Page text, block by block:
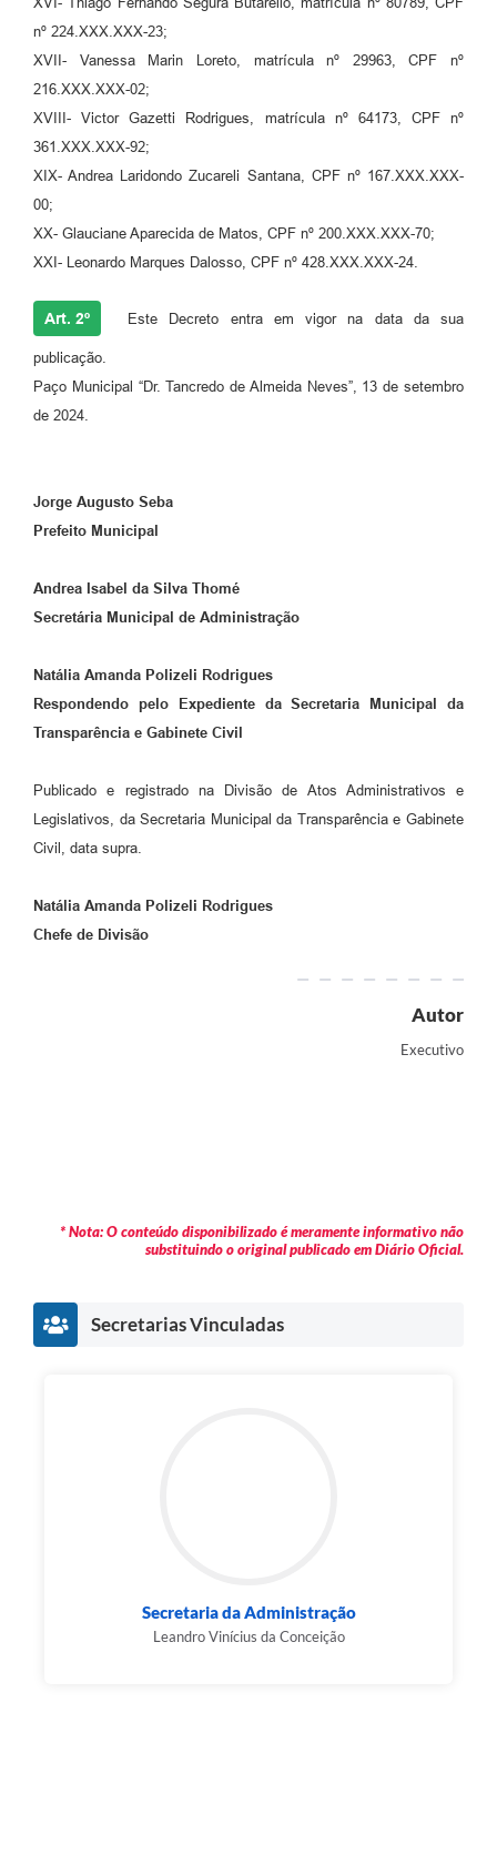
nº 224.XXX.XXX-23;
XVII- Vanessa Marin Loreto, matrícula nº 29963, CPF nº
216.XXX.XXX-02;
XVIII- Victor Gazetti Rodrigues, matrícula nº 64173, CPF nº
361.XXX.XXX-92;
XIX- Andrea Laridondo Zucareli Santana, CPF nº 167.XXX.XXX-
00;
XX- Glauciane Aparecida de Matos, CPF nº 200.XXX.XXX-70;
XXI- Leonardo Marques Dalosso, CPF nº 428.XXX.XXX-24.
Art. 2º Este Decreto entra em vigor na data da sua
publicação.
Paço Municipal “Dr. Tancredo de Almeida Neves”, 13 de setembro
de 2024.
Jorge Augusto Seba
Prefeito Municipal
Andrea Isabel da Silva Thomé
Secretária Municipal de Administração
Natália Amanda Polizeli Rodrigues
Respondendo pelo Expediente da Secretaria Municipal da
Transparência e Gabinete Civil
Publicado e registrado na Divisão de Atos Administrativos e
Legislativos, da Secretaria Municipal da Transparência e Gabinete
Civil, data supra.
Natália Amanda Polizeli Rodrigues
Chefe de Divisão
Autor
Executivo
* Nota: O conteúdo disponibilizado é meramente informativo não
substituindo o original publicado em Diário Oficial.
Secretarias Vinculadas
Secretaria da Administração
Leandro Vinícius da Conceição